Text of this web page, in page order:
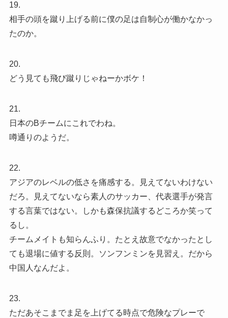
19.
相手の頭を蹴り上げる前に僕の足は自制心が働かなかっ
たのか。
20.
どう見ても飛び蹴りじゃねーかボケ！
21.
日本のBチームにこれでわね。
噂通りのようだ。
22.
アジアのレベルの低さを痛感する。見えてないわけない
だろ。見えてないなら素人のサッカー、代表選手が発言
する言葉ではない。しかも森保抗議するどころか笑って
るし。
チームメイトも知らんふり。たとえ故意でなかったとし
ても退場に値する反則。ソンフンミンを見習え。だから
中国人なんだよ。
23.
ただあそこまでま足を上げてる時点で危険なプレーで